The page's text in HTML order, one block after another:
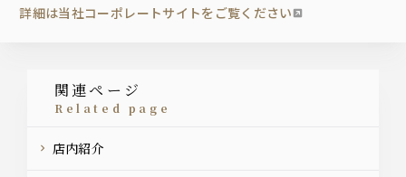
詳細は当社コーポレートサイトをご覧ください
関連ページ
related page
店内紹介